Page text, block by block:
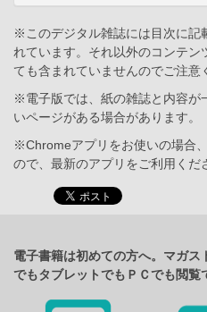
※このデジタル雑誌には目次に記
れています。それ以外のコンテン
ても含まれていませんのでご注意
※電子版では、紙の雑誌と内容が
いページがある場合があります。
※Chromeアプリをお使いの場合
ので、最新のアプリをご利用くだ
電子書籍は初めての方へ。マガ
でもタブレットでもＰＣでも閲覧